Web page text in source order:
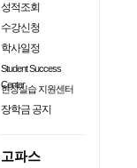
성적조회
수강신청
학사일정
Student Success
Center
현장실습 지원센터
장학금 공지
고파스